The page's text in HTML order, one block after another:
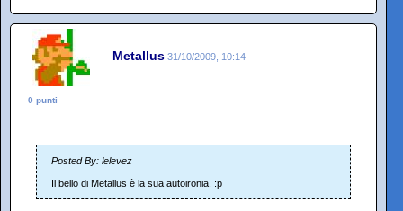
Metallus 31/10/2009, 10:14
0 punti
Posted By: lelevez
Il bello di Metallus è la sua autoironia. :p